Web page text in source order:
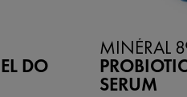
DO
MINÉRAL
SERUM